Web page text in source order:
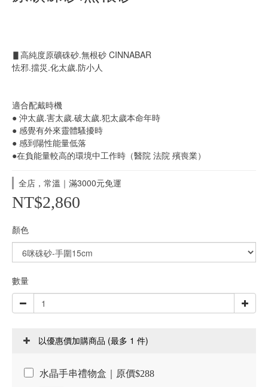
▋高純度原礦硃砂.無根砂 CINNABAR
怯邪.擋災.化太歲.防小人
適合配戴時機
● 沖太歲.害太歲.破太歲.犯太歲本命年時
● 感覺有外來靈體騷擾時
● 感到陽性能量低落
●在負能量較高的環境中工作時（醫院 法院 殯喪業）
全店，常溫｜滿3000元免運
NT$2,860
顏色
數量
以優惠價加購商品 (最多 1 件)
水晶手串禮物盒｜原價$288